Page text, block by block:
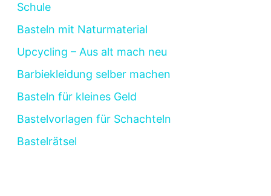
Schule
Basteln mit Naturmaterial
Upcycling – Aus alt mach neu
Barbiekleidung selber machen
Basteln für kleines Geld
Bastelvorlagen für Schachteln
Bastelrätsel